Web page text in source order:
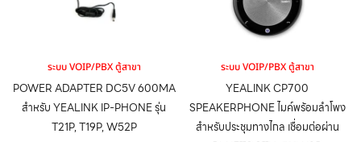
ระบบ VOIP/PBX ตู้สาขา
POWER ADAPTER DC5V 600MA
สำหรับ YEALINK IP-PHONE รุ่น
T21P, T19P, W52P
ระบบ VOIP/PBX ตู้สาขา
YEALINK CP700
SPEAKERPHONE ไมค์พร้อมลำโพง
สำหรับประชุมทางไกล เชื่อมต่อผ่าน